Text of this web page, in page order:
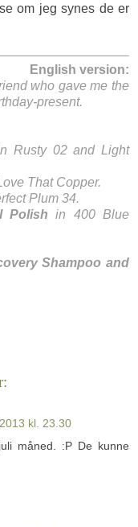
om jeg synes de er
English version:
who gave me the
present.
Rusty 02 and Light
That Copper.
Plum 34.
Polish in 400 Blue
Shampoo and
kl. 23.30
måned. :P De kunne